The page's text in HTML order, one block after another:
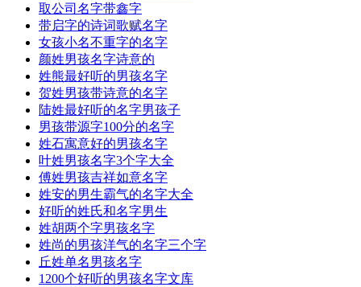
取公司名字带鑫字
带启字的诗词歌赋名字
女孩小名不重字的名字
颜姓男孩名字诗意的
姓熊最好听的男孩名字
贺姓男孩带诗意的名字
陆姓最好听的名字男孩子
男孩带源字100分的名字
姓石寓意好的男孩名字
叶姓男孩名字3个字大全
傅姓男孩吉祥如意名字
姓安的男生霸气的名字大全
好听的姓氏和名字男生
姓胡两个字男孩名字
姓尚的男孩洋气的名字三个字
丘姓单名男孩名字
1200个好听的男孩名字文库